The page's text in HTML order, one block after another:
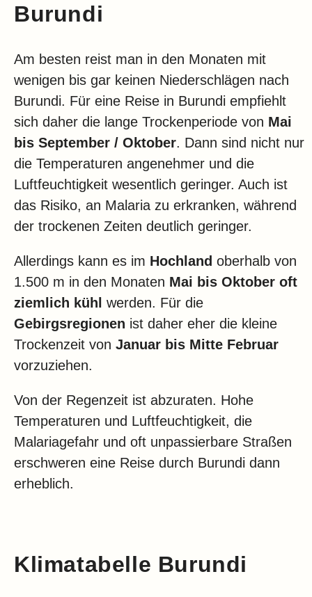
Burundi
Am besten reist man in den Monaten mit
wenigen bis gar keinen Niederschlägen nach
Burundi. Für eine Reise in Burundi empfiehlt
sich daher die lange Trockenperiode von Mai
bis September / Oktober. Dann sind nicht nur
die Temperaturen angenehmer und die
Luftfeuchtigkeit wesentlich geringer. Auch ist
das Risiko, an Malaria zu erkranken, während
der trockenen Zeiten deutlich geringer.
Allerdings kann es im Hochland oberhalb von
1.500 m in den Monaten Mai bis Oktober oft
ziemlich kühl werden. Für die
Gebirgsregionen ist daher eher die kleine
Trockenzeit von Januar bis Mitte Februar
vorzuziehen.
Von der Regenzeit ist abzuraten. Hohe
Temperaturen und Luftfeuchtigkeit, die
Malariagefahr und oft unpassierbare Straßen
erschweren eine Reise durch Burundi dann
erheblich.
Klimatabelle Burundi